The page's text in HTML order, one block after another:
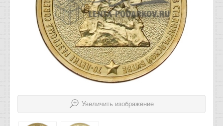
Увеличить изображение